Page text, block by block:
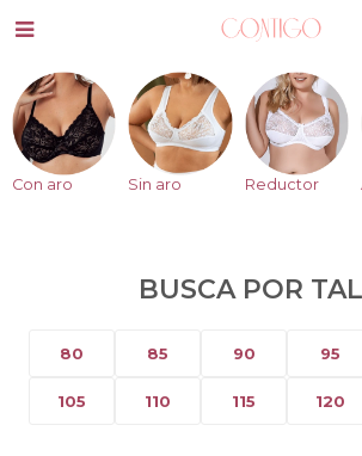

Con aro Sin aro Reductor
BUSCA POR
80 85 90 95
105 110 115 120